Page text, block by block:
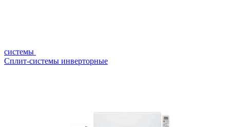
системы
Сплит-системы инверторные